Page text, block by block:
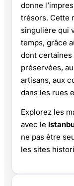
donne
trésors. Cette
singulière qui
temps, grâce
dont
préservées,
artisans, aux
dans les rues
Explorez les
avec le
ne pas être
les sites